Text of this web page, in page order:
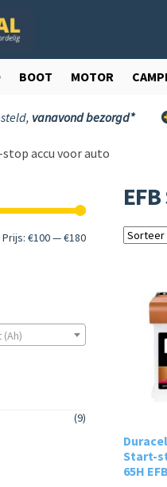
BOOT MOTOR
vanavond bezorgd*
accu voor auto
Start-
65H EFB
Min.
Max.
Prijs:€100—€180
(9)